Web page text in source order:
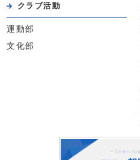
クラブ活動
運動部
文化部